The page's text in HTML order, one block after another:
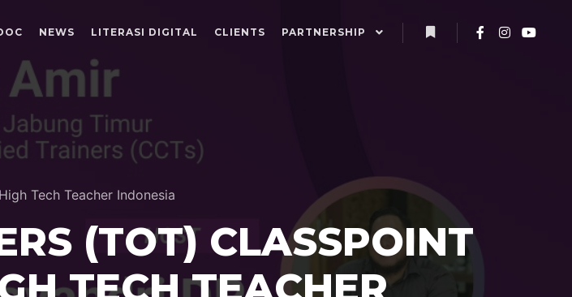
NEWS LITERASI DIGITAL CLIENTS PARTNERSHIP
High Tech Teacher Indonesia
(TOT) CLASSPOINT